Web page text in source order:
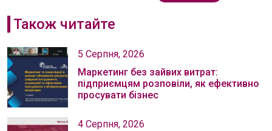
Також читайте
5 Серпня, 2026
Маркетинг без зайвих витрат:
підприємцям розповіли, як ефективно
просувати бізнес
4 Серпня, 2026